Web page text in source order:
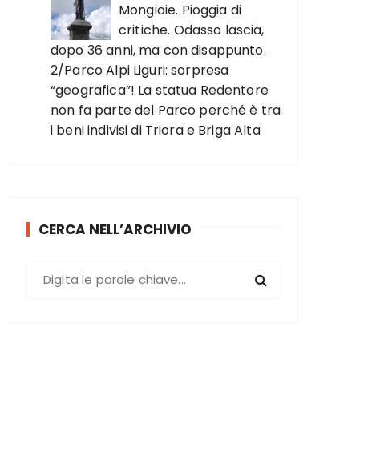
Mongioie. Pioggia di
critiche. Odasso lascia,
dopo 36 anni, ma con disappunto.
2/Parco Alpi Liguri: sorpresa
“geografica”! La statua Redentore
non fa parte del Parco perché è tra
i beni indivisi di Triora e Briga Alta
CERCA NELL’ARCHIVIO